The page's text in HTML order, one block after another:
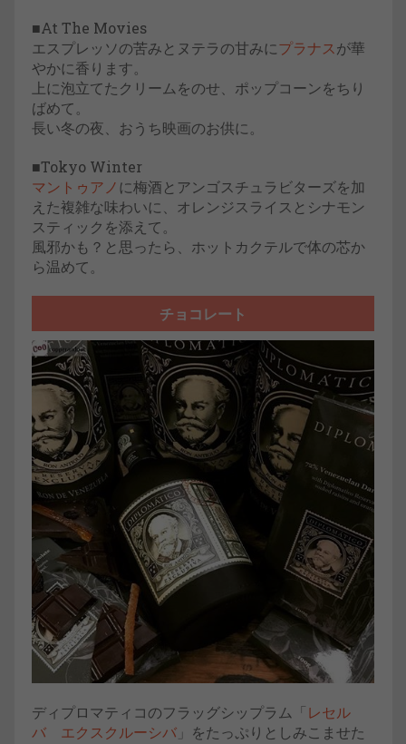
■At The Movies
エスプレッソの苦みとヌテラの甘みにプラナスが華
やかに香ります。
上に泡立てたクリームをのせ、ポップコーンをちり
ばめて。
長い冬の夜、おうち映画のお供に。
■Tokyo Winter
マントゥアノに梅酒とアンゴスチュラビターズを加
えた複雑な味わいに、オレンジスライスとシナモン
スティックを添えて。
風邪かも？と思ったら、ホットカクテルで体の芯か
ら温めて。
チョコレート
ディプロマティコのフラッグシップラム「レセル
バ エクスクルーシバ 」をたっぷりとしみこませた